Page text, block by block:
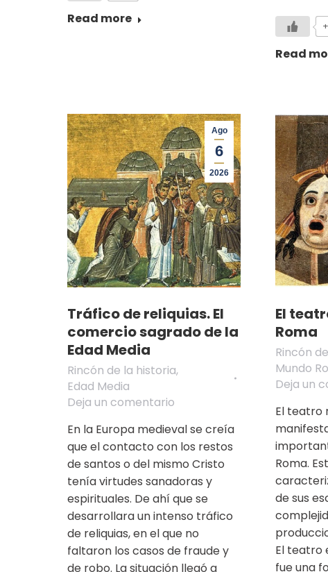
Read more
Read
Ago
6
2026
Tráfico de reliquias. El
comercio sagrado de la
Edad Media
Rincón de la historia,
Edad Media
Deja un comentario
En la Europa medieval se creía
que el contacto con los restos
de santos o del mismo Cristo
tenía virtudes sanadoras y
espirituales. De ahí que se
desarrollara un intenso tráfico
de reliquias, en el que no
faltaron los casos de fraude y
de robo. La situación llegó a
El
Roma
Rincón
Mundo
Deja un
El teatro
Roma.
de sus
El teatro
fue una